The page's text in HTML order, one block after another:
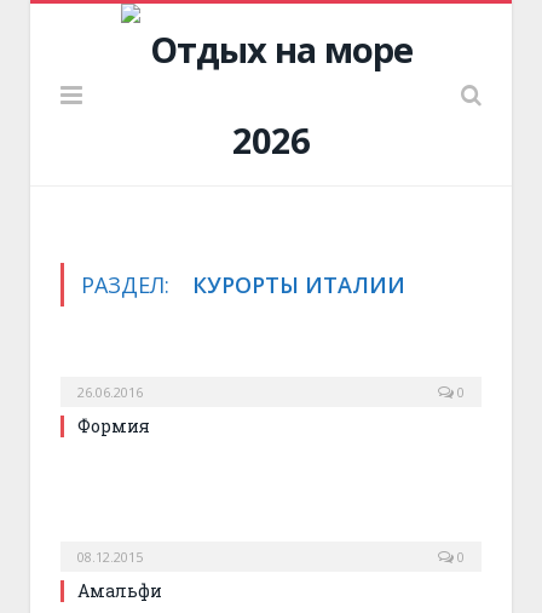
РАЗДЕЛ: КУРОРТЫ ИТАЛИИ
26.06.2016 0
Формия
08.12.2015 0
Амальфи